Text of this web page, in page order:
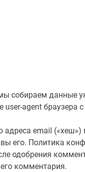
собираем данные
agent браузера
email («хеш»)
его. Политика
одобрения
комментария.